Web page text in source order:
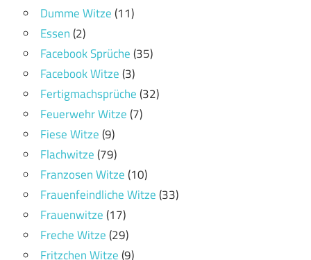
Dumme Witze(11)
Essen(2)
Facebook Sprüche(35)
Facebook Witze(3)
Fertigmachsprüche(32)
Feuerwehr Witze(7)
Fiese Witze(9)
Flachwitze(79)
Franzosen Witze(10)
Frauenfeindliche Witze(33)
Frauenwitze(17)
Freche Witze(29)
Fritzchen Witze(9)